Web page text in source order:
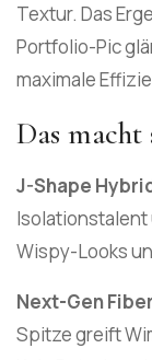
Textur. Das
Portfolio-Pic
maximale
Das macht
J-Shape
Isolationstalent
Wispy-Looks
Next-Gen
Spitze greift